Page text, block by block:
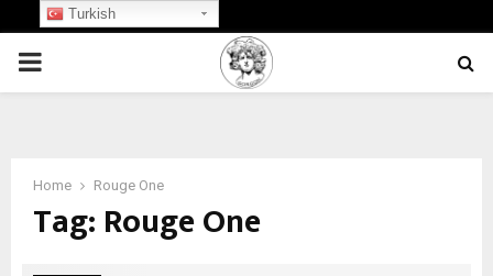
PRIMARY
Home Rouge One
Tag: Rouge One
Turkish